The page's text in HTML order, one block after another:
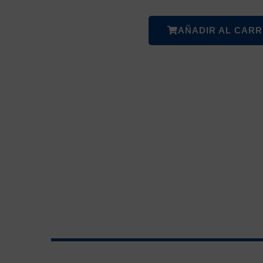
AÑADIR AL